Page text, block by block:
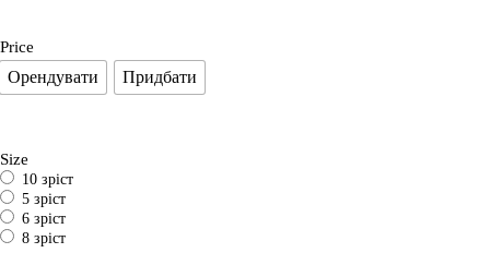
Price
Орендувати Придбати
Size
10 зріст
5 зріст
6 зріст
8 зріст